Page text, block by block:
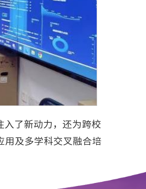
入了新动力，还为跨校
用及多学科交叉融合培